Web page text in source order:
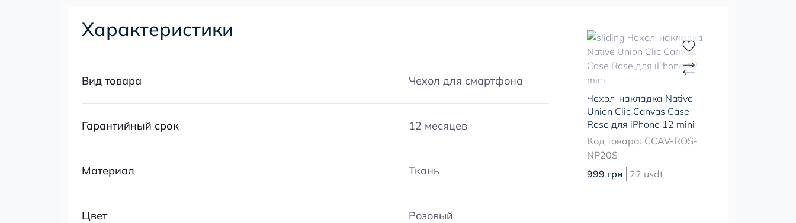
Характеристики
Вид товара Чехол для смартфона
Гарантийный срок 12 месяцев
Материал Ткань
Цвет Розовый
Чехол-накладка Native
Union Clic Canvas Case
Rose для iPhone 12 mini
Код товара: CCAV-ROS-
NP20S
999 грн
22 usdt